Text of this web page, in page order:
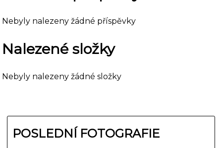
Nebyly nalezeny žádné příspěvky
Nalezené složky
Nebyly nalezeny žádné složky
POSLEDNÍ FOTOGRAFIE